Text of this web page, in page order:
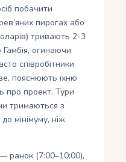
побачити
пирогах або
тривають 2-3
Гамбія, огинаючи
співробітники
пояснюють їхню
про проект. Тури
тримаються з
мінімуму, ніж
ранок (7:00–10:00),